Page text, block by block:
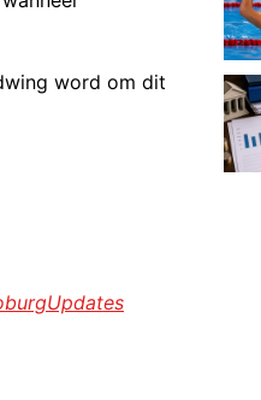
word om dit